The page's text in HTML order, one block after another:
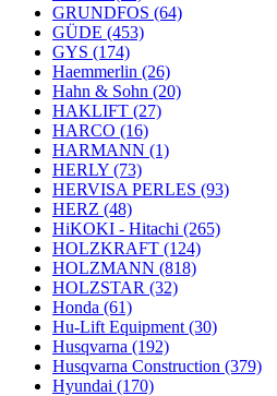
GRUNDFOS (64)
GÜDE (453)
GYS (174)
Haemmerlin (26)
Hahn & Sohn (20)
HAKLIFT (27)
HARCO (16)
HARMANN (1)
HERLY (73)
HERVISA PERLES (93)
HERZ (48)
HiKOKI - Hitachi (265)
HOLZKRAFT (124)
HOLZMANN (818)
HOLZSTAR (32)
Honda (61)
Hu-Lift Equipment (30)
Husqvarna (192)
Husqvarna Construction (379)
Hyundai (170)